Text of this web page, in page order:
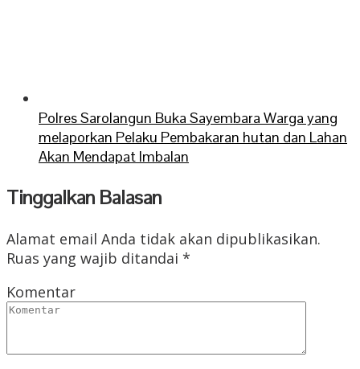
Polres Sarolangun Buka Sayembara Warga yang
melaporkan Pelaku Pembakaran hutan dan Lahan
Akan Mendapat Imbalan
Tinggalkan Balasan
Alamat email Anda tidak akan dipublikasikan.
Ruas yang wajib ditandai *
Komentar